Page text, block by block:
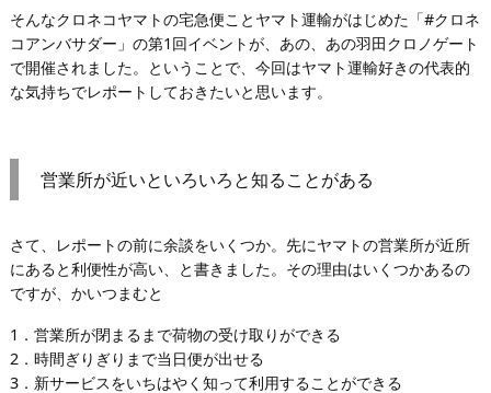
そんなクロネコヤマトの宅急便ことヤマト運輸がはじめた「#クロネ
コアンバサダー」の第1回イベントが、あの、あの羽田クロノゲート
で開催されました。ということで、今回はヤマト運輸好きの代表的
な気持ちでレポートしておきたいと思います。
営業所が近いといろいろと知ることがある
さて、レポートの前に余談をいくつか。先にヤマトの営業所が近所
にあると利便性が高い、と書きました。その理由はいくつかあるの
ですが、かいつまむと
1．営業所が閉まるまで荷物の受け取りができる
2．時間ぎりぎりまで当日便が出せる
3．新サービスをいちはやく知って利用することができる